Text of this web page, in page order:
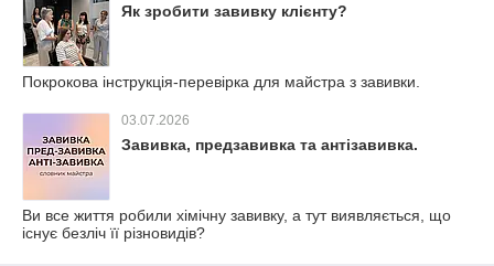
Як зробити завивку клієнту?
Покрокова інструкція-перевірка для майстра з завивки.
03.07.2026
Завивка, предзавивка та антізавивка.
Ви все життя робили хімічну завивку, а тут виявляється, що
існує безліч її різновидів?